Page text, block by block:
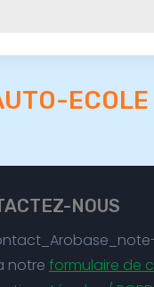
ECOLE
NOUS
notre formulaire de